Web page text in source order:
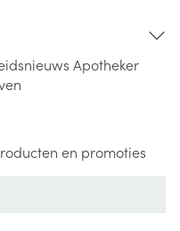
Apotheker
en promoties